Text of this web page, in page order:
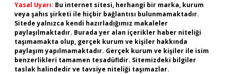
Yasal Uyarı: Bu internet sitesi, herhangi bir marka, kurum
veya şahıs şirketi ile hiçbir bağlantısı bulunmamaktadır.
Sitede yalnızca kendi hazırladığımız makaleler
paylaşılmaktadır. Burada yer alan içerikler haber niteliği
taşımamakta olup, gerçek kurum ve kişiler hakkında
paylaşım yapılmamaktadır. Gerçek kurum ve kişiler ile isim
benzerlikleri tamamen tesadüfidir. Sitemizdeki bilgiler
taslak halindedir ve tavsiye niteliği taşımazlar.